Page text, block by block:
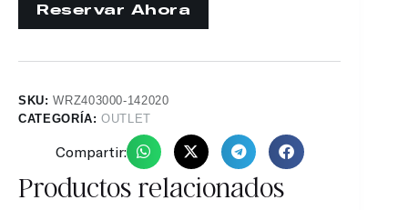
SKU:WRZ403000-142020
CATEGORÍA:OUTLET
Compartir:
Productos relacionados